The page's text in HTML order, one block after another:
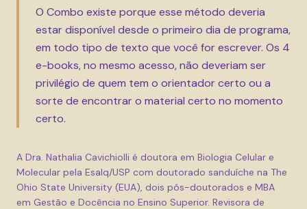
O Combo existe porque esse método deveria
estar disponível desde o primeiro dia de programa,
em todo tipo de texto que você for escrever. Os 4
e-books, no mesmo acesso, não deveriam ser
privilégio de quem tem o orientador certo ou a
sorte de encontrar o material certo no momento
certo.
A Dra. Nathalia Cavichiolli é doutora em Biologia Celular e
Molecular pela Esalq/USP com doutorado sanduíche na The
Ohio State University (EUA), dois pós-doutorados e MBA
em Gestão e Docência no Ensino Superior. Revisora de